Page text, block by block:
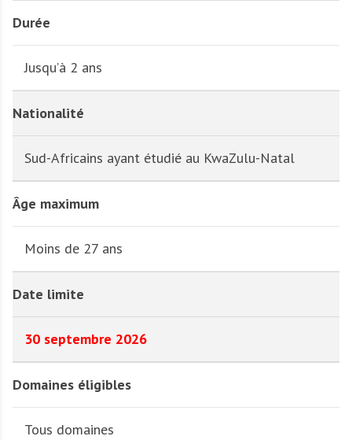
Durée
Jusqu’à 2 ans
Nationalité
Sud-Africains ayant étudié au KwaZulu-Natal
Âge maximum
Moins de 27 ans
Date limite
30 septembre 2026
Domaines éligibles
Tous domaines